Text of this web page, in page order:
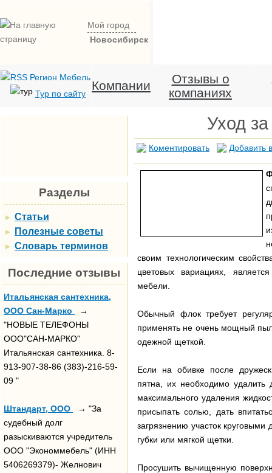
Мой город
Новосибирск
Тур по сайту
Компании
Отзывы о
компаниях
Разделы
► Статьи
► Полезные советы
► Словарь терминов
Последние отзывы
Итальянская сантехника,
ООО Сан-Марко
→
"НОВЫЕ ТЕЛЕФОНЫ
ООО"САН-МАРКО"
Итальянская сантехника. 8-
913-907-38-86 (383)-216-59-
09 "
Штандарт, ООО
→ "За
судебный долг
разыскиваются учредитель
ООО "Экономмебель" (ИНН
5406269379)- Желнович
Уход
Коментировать Добавить
своим технологическим
цветовых вариациях,
мебели.
Обычный флок требует
применять не очень мощный
одежной щеткой.
Если на обивке после
пятна, их необходимо
максимального удаления
присыпать солью, дать
загрязнению участок
губки или мягкой щетки.
Просушить вычищенную